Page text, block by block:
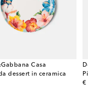
Casa
dessert in ceramica
price
€